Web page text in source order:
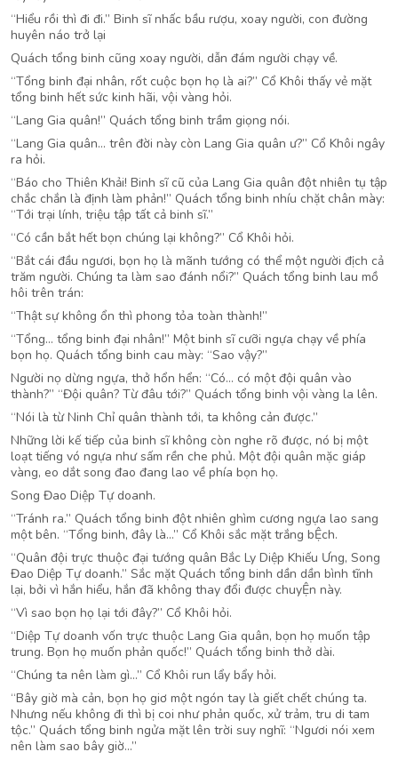
“Hiểu rồi thì đi đi.” Binh sĩ nhấc bầu rượu, xoay người, con đường
huyên náo trở lại
Quách tổng binh cũng xoay người, dẫn đám người chạy về.
“Tổng binh đại nhân, rốt cuộc bọn họ là ai?” Cổ Khôi thấy vẻ mặt
tổng binh hết sức kinh hãi, vội vàng hỏi.
“Lang Gia quân!” Quách tổng binh trầm giọng nói.
“Lang Gia quân… trên đời này còn Lang Gia quân ư?” Cổ Khôi ngây
ra hỏi.
“Báo cho Thiên Khải! Binh sĩ cũ của Lang Gia quân đột nhiên tụ tập
chắc chắn là định làm phản!” Quách tổng binh nhíu chặt chân mày:
“Tới trại lính, triệu tập tất cả binh sĩ.”
“Có cần bắt hết bọn chúng lại không?” Cổ Khôi hỏi.
“Bắt cái đầu ngươi, bọn họ là mãnh tướng có thể một người địch cả
trăm người. Chúng ta làm sao đánh nổi?” Quách tổng binh lau mồ
hôi trên trán:
“Thật sự không ổn thì phong tỏa toàn thành!”
“Tổng… tổng binh đại nhân!” Một binh sĩ cưỡi ngựa chạy về phía
bọn họ. Quách tổng binh cau mày: “Sao vậy?”
Người nọ dừng ngựa, thở hổn hển: “Có… có một đội quân vào
thành?” “Đội quân? Từ đâu tới?” Quách tổng binh vội vàng la lên.
“Nói là từ Ninh Chỉ quân thành tới, ta không cản được.”
Những lời kế tiếp của binh sĩ không còn nghe rõ được, nó bị một
loạt tiếng vó ngựa như sấm rền che phủ. Một đội quân mặc giáp
vàng, eo dắt song đao đang lao về phía bọn họ.
Song Đao Diệp Tự doanh.
“Tránh ra.” Quách tổng binh đột nhiên ghìm cương ngựa lao sang
một bên. “Tổng binh, đây là…” Cổ Khôi sắc mặt trắng bỆch.
“Quân đội trực thuộc đại tướng quân Bắc Ly Diệp Khiếu Ưng, Song
Đao Diệp Tự doanh.” Sắc mặt Quách tổng binh dần dần bình tĩnh
lại, bởi vì hắn hiểu, hắn đã không thay đổi được chuyỆn này.
“Vì sao bọn họ lại tới đây?” Cổ Khôi hỏi.
“Diệp Tự doanh vốn trực thuộc Lang Gia quân, bọn họ muốn tập
trung. Bọn họ muốn phản quốc!” Quách tổng binh thở dài.
“Chúng ta nên làm gì…” Cổ Khôi run lẩy bẩy hỏi.
“Bây giờ mà cản, bọn họ giơ một ngón tay là giết chết chúng ta.
Nhưng nếu không đi thì bị coi như phản quốc, xử trảm, tru di tam
tộc.” Quách tổng binh ngửa mặt lên trời suy nghĩ: “Ngươi nói xem
nên làm sao bây giờ…”